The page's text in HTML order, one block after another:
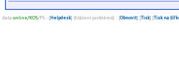
data online/KOS/FS :: [Helpdesk] (hlášení problémů) :: [Obnovit] [Tisk] [Tisk na